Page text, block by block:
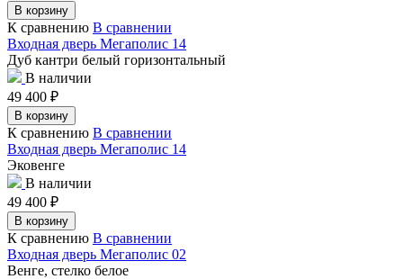
В корзину
К сравнению В сравнении
Входная дверь Мегаполис 14
Дуб кантри белый горизонтальный
В наличии
49 400 ₽
В корзину
К сравнению В сравнении
Входная дверь Мегаполис 14
Эковенге
В наличии
49 400 ₽
В корзину
К сравнению В сравнении
Входная дверь Мегаполис 02
Венге, стелко белое